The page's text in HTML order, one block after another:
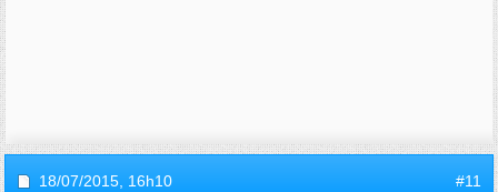
18/07/2015, 16h10 #11